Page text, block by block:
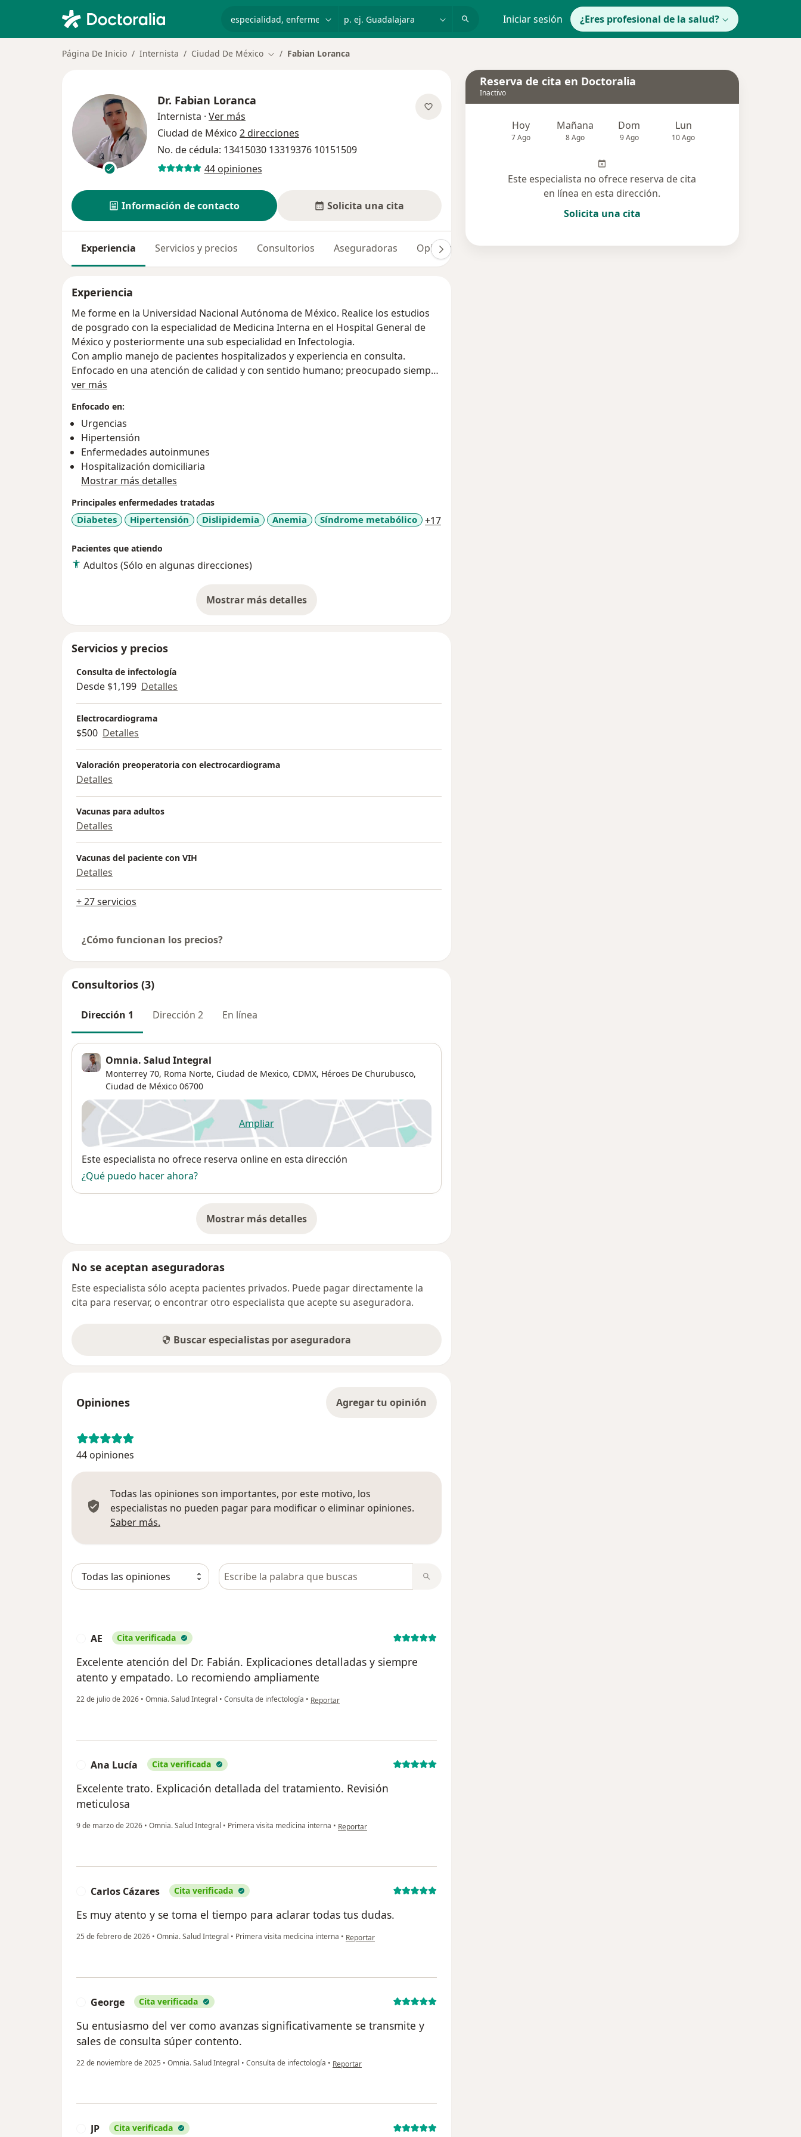
Iniciar sesión ¿Eres profesional de la salud?
Página De Inicio Internista Ciudad De México Cambiar de ciudad
Fabian Loranca
Dr. Fabian Loranca
Internista · Ver más
Ciudad de México 2 direcciones
No. de cédula: 13415030 13319376 10151509
44 opiniones
Información de contacto Solicita una cita
Experiencia Servicios y precios Consultorios Aseguradoras Opiniones (44) Dudas solucionadas (11)
Experiencia
Me forme en la Universidad Nacional Autónoma de México. Realice los estudios
de posgrado con la especialidad de Medicina Interna en el Hospital General de
México y posteriormente una sub especialidad en Infectologia.
Con amplio manejo de pacientes hospitalizados y experiencia en consulta.
Enfocado en una atención de calidad y con sentido humano; preocupado siempre
por las necesidades y el bienestar de mis pacientes.
ver más
Enfocado en:
Urgencias
Hipertensión
Enfermedades autoinmunes
Hospitalización domiciliaria
Mostrar más detalles
Principales enfermedades tratadas
Diabetes Hipertensión Dislipidemia Anemia Síndrome metabólico +17a11y_sr_more_diseases
Pacientes que atiendo
Adultos (Sólo en algunas direcciones)
Mostrar más detalles
sobre la experiencia
Servicios y precios
Consulta de infectología
Desde $1,199 Detalles
Electrocardiograma
$500 Detalles
Valoración preoperatoria con electrocardiograma
Detalles
Vacunas para adultos
Detalles
Vacunas del paciente con VIH
Detalles
+ 27 servicios
¿Cómo funcionan los precios?
Consultorios (3)
Dirección 1 Dirección 2 En línea
Omnia. Salud Integral
Monterrey 70, Roma Norte, Ciudad de Mexico, CDMX, Héroes De Churubusco,
Ciudad de México 06700
Ampliarse abre en una nueva pestaña
Disponibilidad
Este especialista no ofrece reserva online en esta dirección
¿Qué puedo hacer ahora?
Mostrar más detalles
sobre la dirección
No se aceptan aseguradoras
Este especialista sólo acepta pacientes privados. Puede pagar directamente la
cita para reservar, o encontrar otro especialista que acepte su aseguradora.
Buscar especialistas por aseguradora
Opiniones Agregar tu opinión
44 opiniones
Todas las opiniones son importantes, por este motivo, los
especialistas no pueden pagar para modificar o eliminar opiniones.
Saber más.
Busca en opiniones
AE Cita verificada
Excelente atención del Dr. Fabián. Explicaciones detalladas y siempre
atento y empatado. Lo recomiendo ampliamente
22 de julio de 2026 • Omnia. Salud Integral • Consulta de infectología • en opinión del usuario AE
Reportar
Ana Lucía Cita verificada
Excelente trato. Explicación detallada del tratamiento. Revisión
meticulosa
9 de marzo de 2026 • Omnia. Salud Integral • Primera visita medicina interna • en opinión del usuario Ana Lucía
Reportar
Carlos Cázares Cita verificada
Es muy atento y se toma el tiempo para aclarar todas tus dudas.
25 de febrero de 2026 • Omnia. Salud Integral • Primera visita medicina interna • en opinión del usuario Carlos Cázares
Reportar
George Cita verificada
Su entusiasmo del ver como avanzas significativamente se transmite y
sales de consulta súper contento.
22 de noviembre de 2025 • Omnia. Salud Integral • Consulta de infectología • en opinión del usuario George
Reportar
JP Cita verificada
Reserva de cita en Doctoralia
Inactivo
Hoy
7 Ago
Mañana
8 Ago
Dom
9 Ago
Lun
10 Ago
Este especialista no ofrece reserva de cita
en línea en esta dirección.
Solicita una cita